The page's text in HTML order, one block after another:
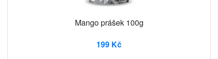
Mango prášek 100g
199 Kč